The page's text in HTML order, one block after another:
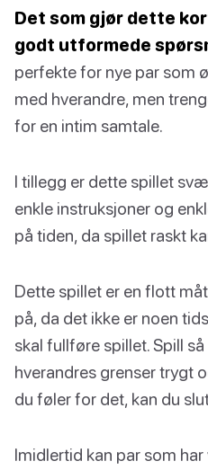
Det som gjør dette
godt utformede
perfekte for nye par som
med hverandre, men
for en intim samtale.
I tillegg er dette spillet
enkle instruksjoner og
på tiden, da spillet raskt
Dette spillet er en flott
på, da det ikke er noen
skal fullføre spillet. Spill
hverandres grenser trygt
du føler for det, kan du
Imidlertid kan par som